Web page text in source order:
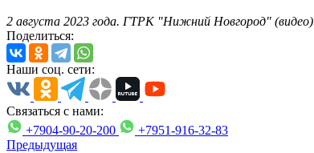
2 августа 2023 года. ГТРК "Нижний Новгород" (видео)
Поделиться:
Наши соц. сети:
Связаться с нами:
+7904-90-20-200
+7951-916-32-83
Предыдущая